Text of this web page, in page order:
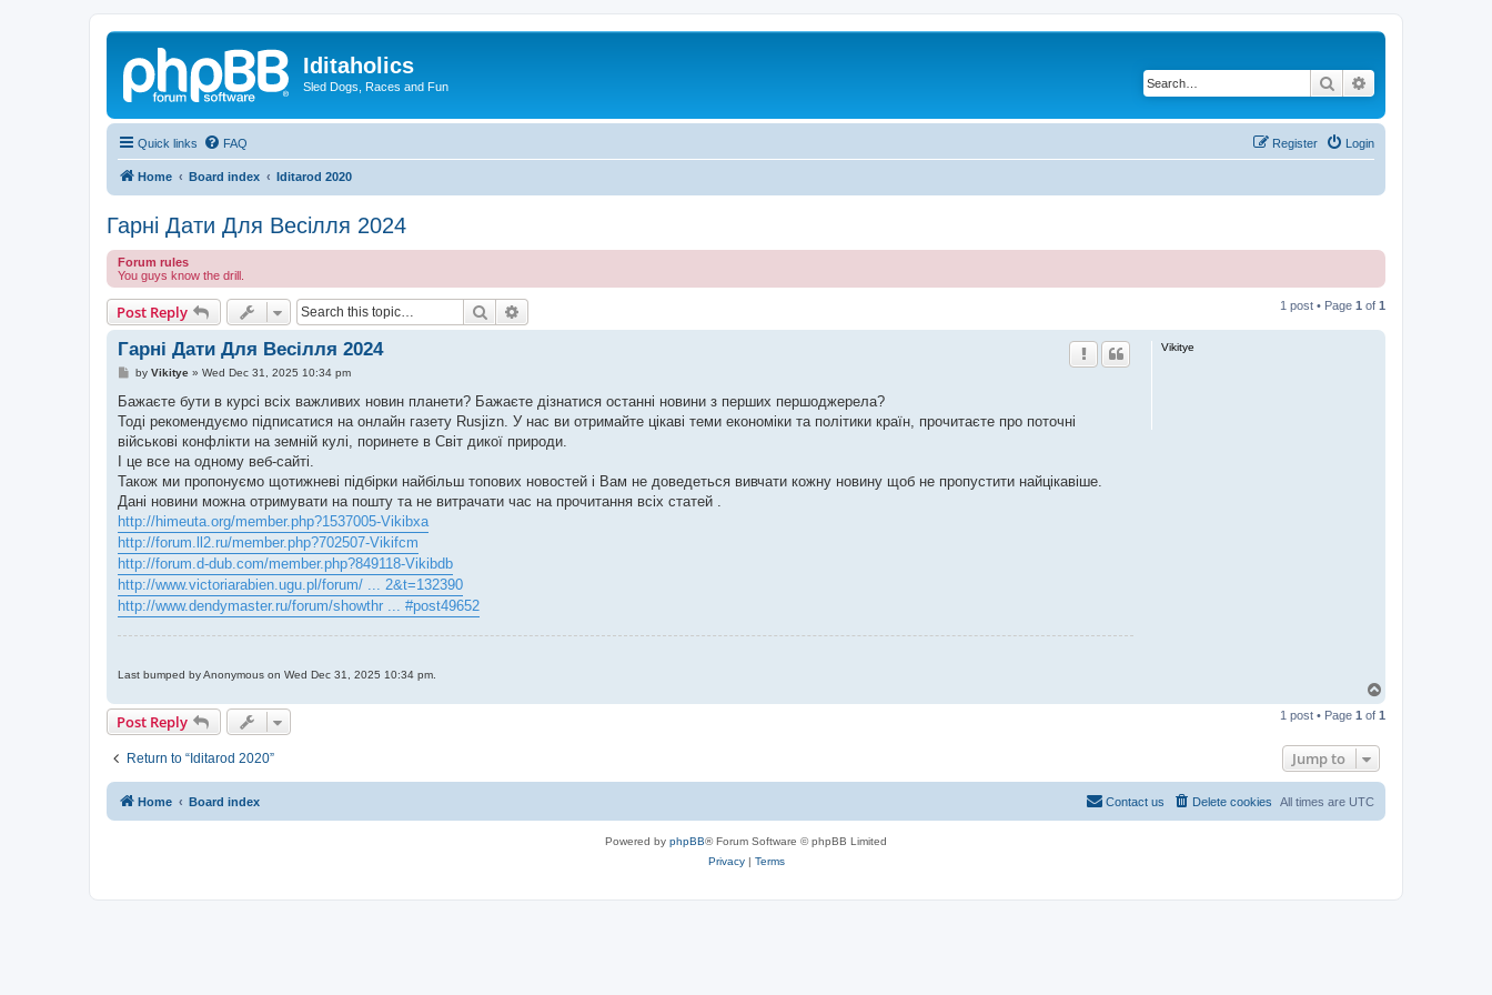
Iditaholics
Sled Dogs, Races and Fun Search
Quick links FAQ Login
Register
Home Board index Iditarod 2020
Гарні Дати Для Весілля 2024
Forum rules
You guys know the drill.
Post Reply Search 1 post • Page 1 of 1
Vikitye
Гарні Дати Для Весілля 2024
P
s
by Vikitye» Wed Dec 31, 2025 10:34 pm
Бажаєте бути в курсі всіх важливих новин планети? Бажаєте дізнатися останні новини з перших першоджерела?
Тоді рекомендуємо підписатися на онлайн газету Rusjizn. У нас ви отримайте цікаві теми економіки та політики країн, прочитаєте про поточні
військові конфлікти на земній кулі, поринете в Світ дикої природи.
І це все на одному веб-сайті.
Також ми пропонуємо щотижневі підбірки найбільш топових новостей і Вам не доведеться вивчати кожну новину щоб не пропустити найцікавіше.
Дані новини можна отримувати на пошту та не витрачати час на прочитання всіх статей .
http://himeuta.org/member.php?1537005-Vikibxa
http://forum.ll2.ru/member.php?702507-Vikifcm
http://forum.d-dub.com/member.php?849118-Vikibdb
http://www.victoriarabien.ugu.pl/forum/ ... 2&t=132390
http://www.dendymaster.ru/forum/showthr ... #post49652
Last bumped by Anonymous on Wed Dec 31, 2025 10:34 pm.
p
Post Reply 1 post • Page 1 of 1
Return to “Iditarod 2020” Jump to
Home Board index All times are UTC
Delete cookies
Contact us
Powered by phpBB® Forum Software © phpBB Limited
Privacy| Terms